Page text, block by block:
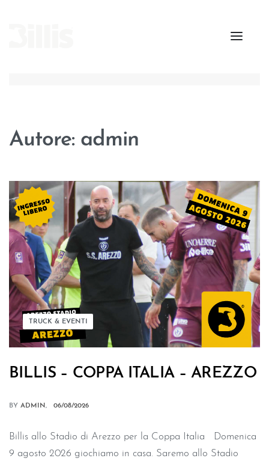
Autore: admin
TRUCK & EVENTI
BILLIS – COPPA ITALIA – AREZZO
BY ADMIN 06/08/2026
Billis allo Stadio di Arezzo per la Coppa Italia Domenica
9 agosto 2026 giochiamo in casa. Saremo allo Stadio